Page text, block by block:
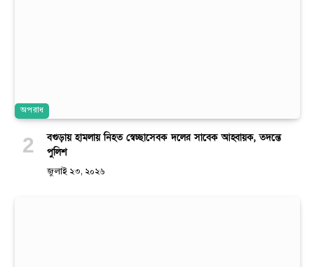
অপরাধ
বগুড়ায় হামলায় নিহত স্বেচ্ছাসেবক দলের সাবেক আহ্বায়ক, তদন্তে
পুলিশ
জুলাই ২৩, ২০২৬